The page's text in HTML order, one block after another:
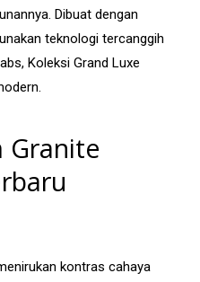
Dibuat dengan
teknologi tercanggih
Koleksi Grand Luxe
Granite
kontras cahaya